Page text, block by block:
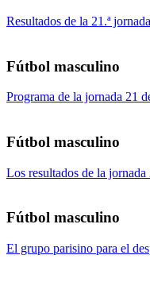
Resultados de la 21.ª
Fútbol masculino
Programa de la jornada 21
Fútbol masculino
Los resultados de la
Fútbol masculino
El grupo parisino para el